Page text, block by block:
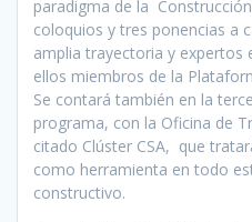
paradigma de la
coloquios y tres ponencias a
amplia trayectoria y
ellos miembros de la
Se contará también en la
programa, con la Oficina de
citado Clúster CSA, que
como herramienta en todo
constructivo.